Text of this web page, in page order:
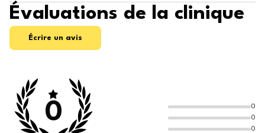
Évaluations de la clinique
Écrire un avis
0
0
0
0